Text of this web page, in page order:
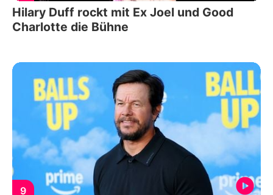
Hilary Duff rockt mit Ex Joel und Good
Charlotte die Bühne
9